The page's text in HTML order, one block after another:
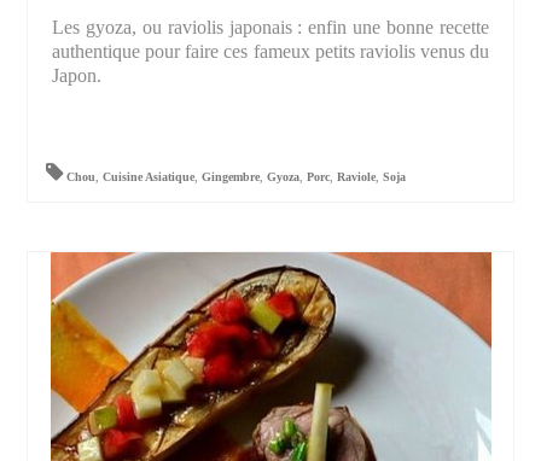
Les gyoza, ou raviolis japonais : enfin une bonne recette
authentique pour faire ces fameux petits raviolis venus du
Japon.
Chou,Cuisine Asiatique,Gingembre,Gyoza,Porc,Raviole,Soja